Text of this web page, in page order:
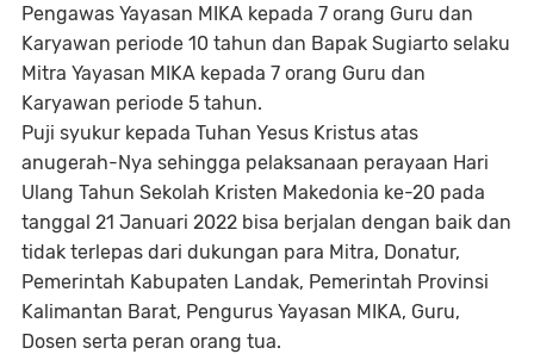
Pengawas Yayasan MIKA kepada 7 orang Guru dan
Karyawan periode 10 tahun dan Bapak Sugiarto selaku
Mitra Yayasan MIKA kepada 7 orang Guru dan
Karyawan periode 5 tahun.
Puji syukur kepada Tuhan Yesus Kristus atas
anugerah-Nya sehingga pelaksanaan perayaan Hari
Ulang Tahun Sekolah Kristen Makedonia ke-20 pada
tanggal 21 Januari 2022 bisa berjalan dengan baik dan
tidak terlepas dari dukungan para Mitra, Donatur,
Pemerintah Kabupaten Landak, Pemerintah Provinsi
Kalimantan Barat, Pengurus Yayasan MIKA, Guru,
Dosen serta peran orang tua.